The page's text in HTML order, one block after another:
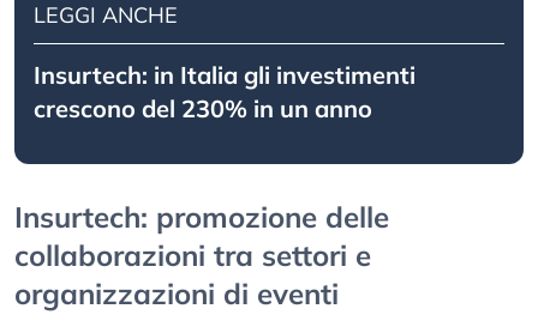
LEGGI ANCHE
Insurtech: in Italia gli investimenti
crescono del 230% in un anno
Insurtech: promozione delle
collaborazioni tra settori e
organizzazioni di eventi